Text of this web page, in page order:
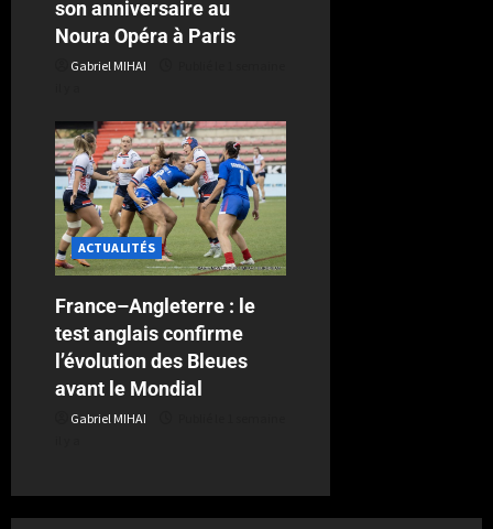
son anniversaire au
Noura Opéra à Paris
Gabriel MIHAI
ACTUALITÉS
France–Angleterre : le
test anglais confirme
l’évolution des Bleues
avant le Mondial
Gabriel MIHAI